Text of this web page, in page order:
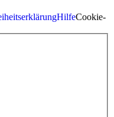
HilfeCookie-